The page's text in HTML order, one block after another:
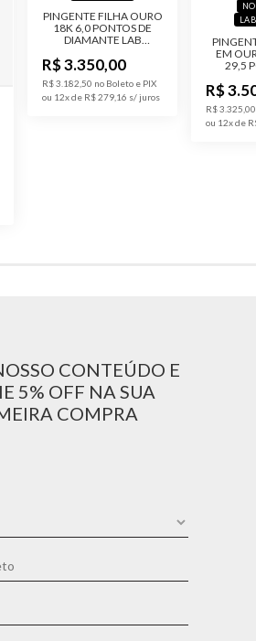
PINGENTE FILHA OURO
18K 6,0 PONTOS DE
DIAMANTE LAB
R$ 3.350,00
R$ 3.182,50 no Boleto e PIX
ou 12x de R$ 279,16
EM
29,5
R$
R$
ou 12x de
CONTEÚDO E
5% OFF NA SUA
COMPRA